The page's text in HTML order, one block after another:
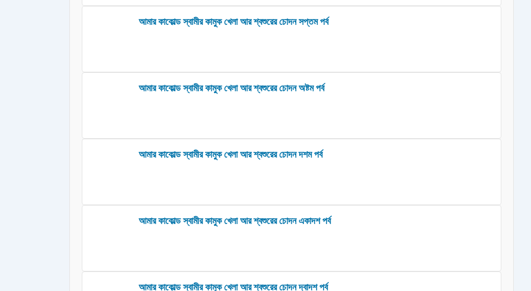
আমার কাকোল্ড স্বামীর কামুক খেলা আর শ্বশুরের চোদন সপ্তম পর্ব
আমার কাকোল্ড স্বামীর কামুক খেলা আর শ্বশুরের চোদন অষ্টম পর্ব
আমার কাকোল্ড স্বামীর কামুক খেলা আর শ্বশুরের চোদন দশম পর্ব
আমার কাকোল্ড স্বামীর কামুক খেলা আর শ্বশুরের চোদন একাদশ পর্ব
আমার কাকোল্ড স্বামীর কামুক খেলা আর শ্বশুরের চোদন দ্বাদশ পর্ব